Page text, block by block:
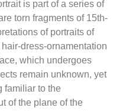
is part of a series of
torn fragments of 15th-
of portraits of
dress-ornamentation
which undergoes
remain unknown, yet
familiar to the
of the plane of the